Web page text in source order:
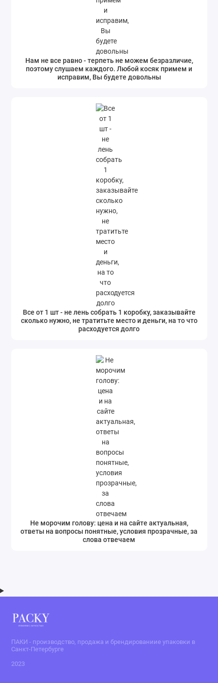
Нам не все равно - терпеть не можем безразличие,
поэтому слушаем каждого. Любой косяк примем и
исправим, Вы будете довольны
Все от 1 шт - не лень собрать 1 коробку, заказывайте
сколько нужно, не тратитьте место и деньги, на то что
расходуется долго
Не морочим голову: цена и на сайте актуальная,
ответы на вопросы понятные, условия прозрачные, за
слова отвечаем
ПАКИ - производство, продажа и брендированиие упаковки в
Санкт-Петербурге
2023